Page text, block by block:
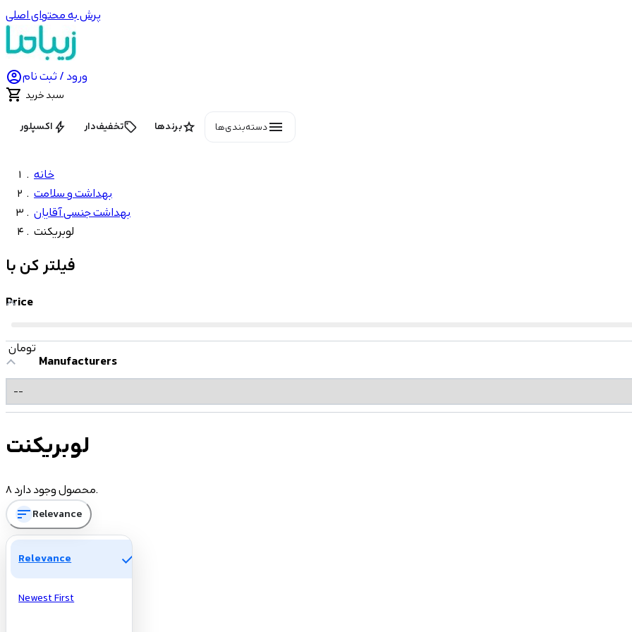
پرش به محتوای اصلی
ورود / ثبت نام
 سبد خرید
menuدسته‌بندی‌ها starبرندها local_offerتخفیف‌دار boltاکسپلور
خانه
بهداشت و سلامت
بهداشت جنسی آقایان
لوبریکنت
فیلتر کن با
Price
تومان
Manufacturers
لوبریکنت
8 محصول وجود دارد.
sortRelevance
Relevance check
Newest First